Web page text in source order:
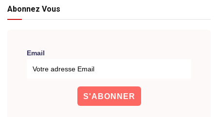
Abonnez Vous
Email